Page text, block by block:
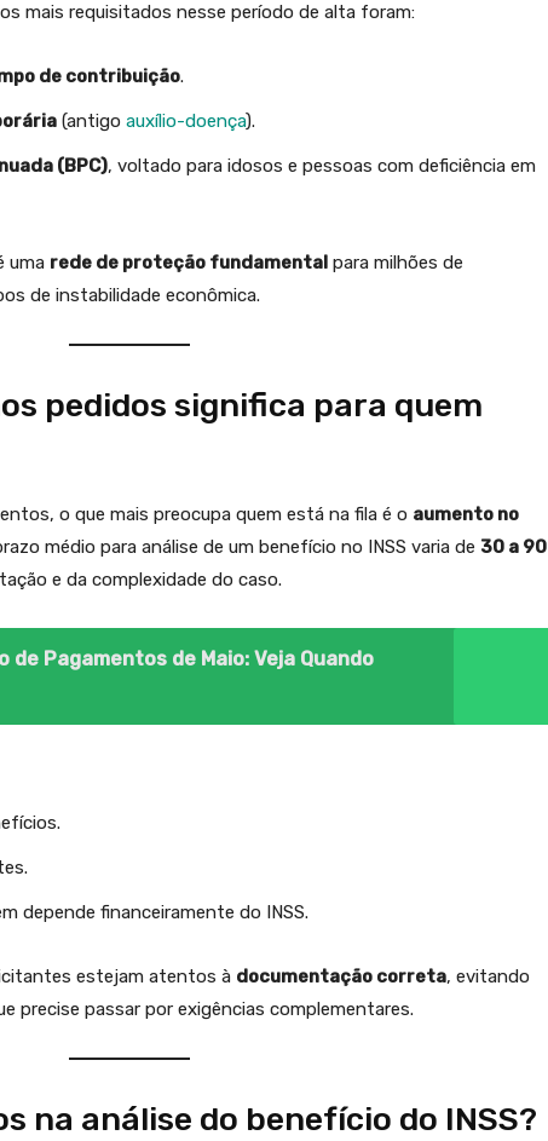
mais requisitados nesse período de alta foram:
de contribuição.
(antigo auxílio-doença).
(BPC), voltado para idosos e pessoas com deficiência em
uma rede de proteção fundamental para milhões de
de instabilidade econômica.
pedidos significa para quem
o que mais preocupa quem está na fila é o aumento no
médio para análise de um benefício no INSS varia de 30 a 90
e da complexidade do caso.
de Pagamentos de Maio: Veja Quando
depende financeiramente do INSS.
estejam atentos à documentação correta, evitando
precise passar por exigências complementares.
na análise do benefício do INSS?